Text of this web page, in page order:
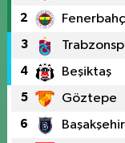
2
3
4 Beşiktaş
5 Göztepe
6 Başakşehir